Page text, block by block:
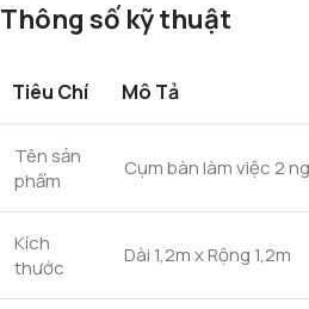
Thông số kỹ thuật
Tiêu Chí Mô Tả
Tên sản
phẩm
Cụm bàn làm việc 2
Kích
thước
Dài 1,2m x Rộng 1,2m